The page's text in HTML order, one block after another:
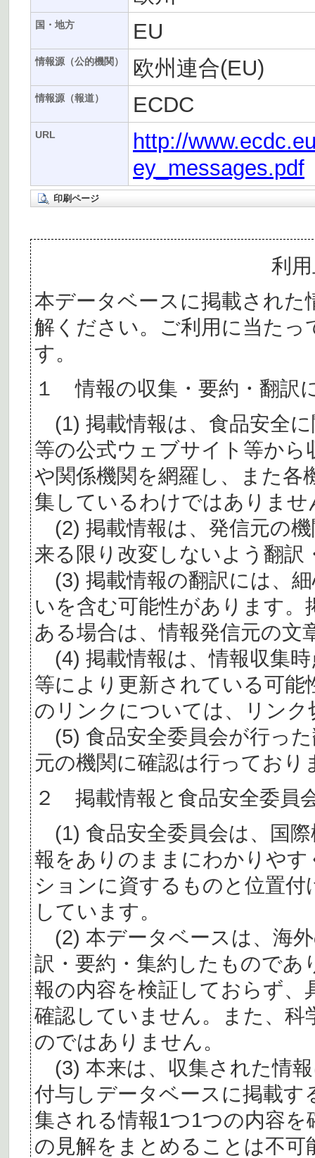
国・地方 EU
情報源（公的機関） 欧州連合(EU)
情報源（報道） ECDC
URL
http://
ey_messages.pdf
印刷ページ
利
本データベースに掲載された
解ください。ご利用に当た
す。
１ 情報の収集・要約・翻訳
(1) 掲載情報は、食品安全
等の公式ウェブサイト等か
や関係機関を網羅し、また各
集しているわけではありませ
(2) 掲載情報は、発信元の
来る限り改変しないよう翻訳
(3) 掲載情報の翻訳には、
いを含む可能性があります。
ある場合は、情報発信元の文
(4) 掲載情報は、情報収集
等により更新されている可
のリンクについては、リン
(5) 食品安全委員会が行っ
元の機関に確認は行っており
２ 掲載情報と食品安全委員
(1) 食品安全委員会は、国
報をありのままにわかりや
ションに資するものと位置
しています。
(2) 本データベースは、海
訳・要約・集約したものであ
報の内容を検証しておらず、
確認していません。また、
のではありません。
(3) 本来は、収集された情
付与しデータベースに掲載
集される情報1つ1つの内容
の見解をまとめることは不